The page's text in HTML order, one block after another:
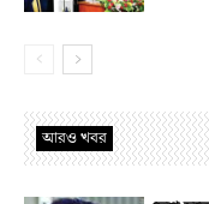
আরও খবর